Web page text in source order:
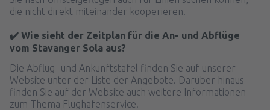
die nicht direkt miteinander kooperieren.
✔️ Wie sieht der Zeitplan für die An- und Abflüge
vom Stavanger Sola aus?
Die Abflug- und Ankunftstafel finden Sie auf unserer
Website unter der Liste der Angebote. Darüber hinaus
finden Sie auf der Website auch weitere Informationen
zum Thema Flughafenservice.